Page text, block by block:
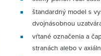
štandardný model s
dvojnásobnou
vŕtané označenia a
stranách alebo v